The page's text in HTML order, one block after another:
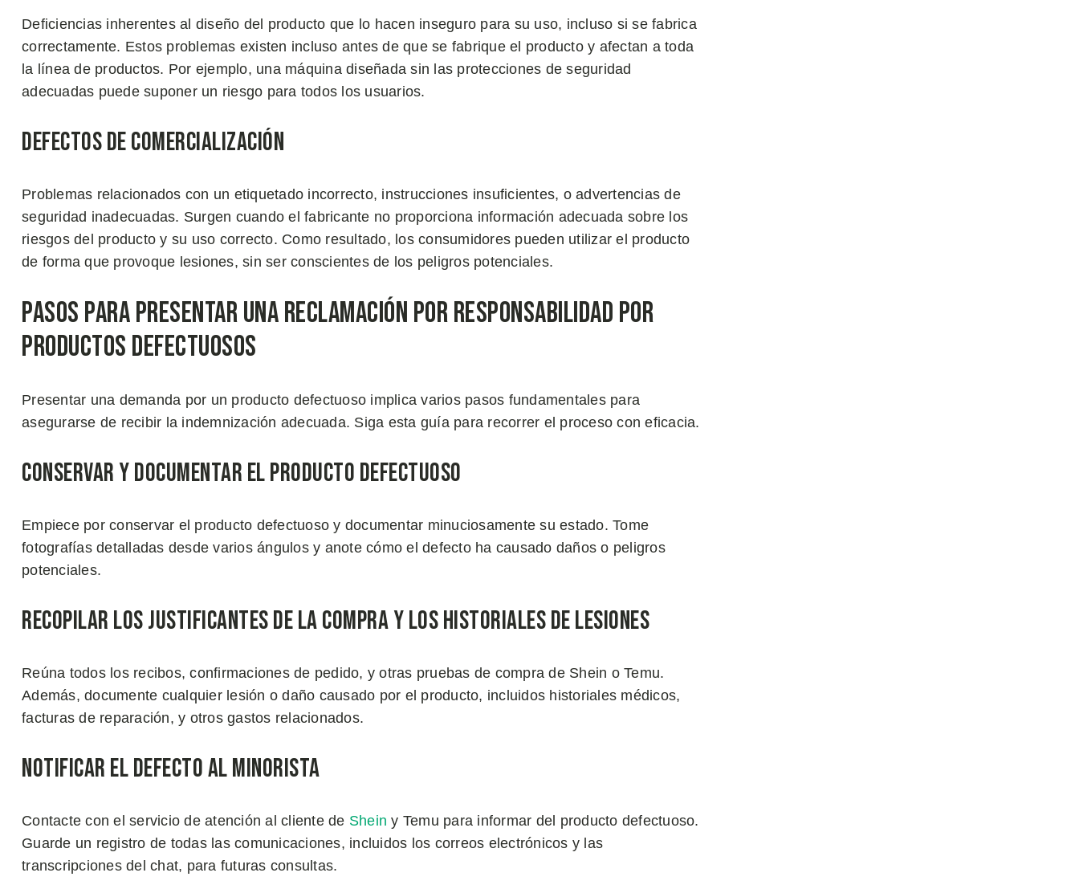
Deficiencias inherentes al diseño del producto que lo hacen inseguro para su uso, incluso si se fabrica
correctamente. Estos problemas existen incluso antes de que se fabrique el producto y afectan a toda
la línea de productos. Por ejemplo, una máquina diseñada sin las protecciones de seguridad
adecuadas puede suponer un riesgo para todos los usuarios.
Defectos de Comercialización
Problemas relacionados con un etiquetado incorrecto, instrucciones insuficientes, o advertencias de
seguridad inadecuadas. Surgen cuando el fabricante no proporciona información adecuada sobre los
riesgos del producto y su uso correcto. Como resultado, los consumidores pueden utilizar el producto
de forma que provoque lesiones, sin ser conscientes de los peligros potenciales.
Pasos para Presentar una Reclamación por Responsabilidad por
Productos Defectuosos
Presentar una demanda por un producto defectuoso implica varios pasos fundamentales para
asegurarse de recibir la indemnización adecuada. Siga esta guía para recorrer el proceso con eficacia.
Conservar y Documentar el Producto Defectuoso
Empiece por conservar el producto defectuoso y documentar minuciosamente su estado. Tome
fotografías detalladas desde varios ángulos y anote cómo el defecto ha causado daños o peligros
potenciales.
Recopilar los Justificantes de la Compra y los Historiales de Lesiones
Reúna todos los recibos, confirmaciones de pedido, y otras pruebas de compra de Shein o Temu.
Además, documente cualquier lesión o daño causado por el producto, incluidos historiales médicos,
facturas de reparación, y otros gastos relacionados.
Notificar el Defecto al Minorista
Contacte con el servicio de atención al cliente de Shein y Temu para informar del producto defectuoso.
Guarde un registro de todas las comunicaciones, incluidos los correos electrónicos y las
transcripciones del chat, para futuras consultas.